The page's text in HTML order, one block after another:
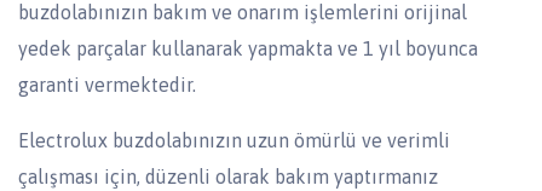
buzdolabınızın bakım ve onarım işlemlerini orijinal
yedek parçalar kullanarak yapmakta ve 1 yıl boyunca
garanti vermektedir.
Electrolux buzdolabınızın uzun ömürlü ve verimli
çalışması için, düzenli olarak bakım yaptırmanız